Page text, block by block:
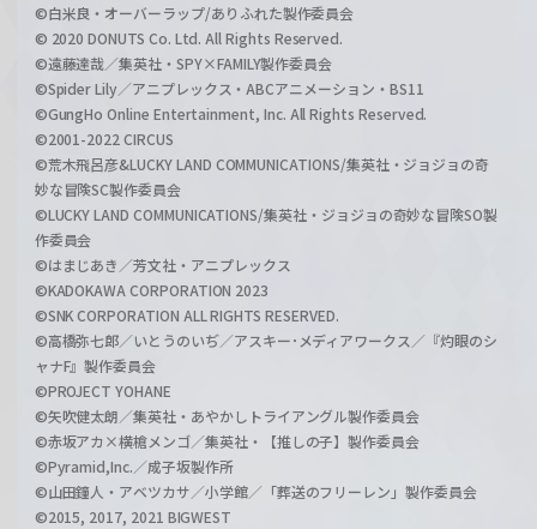
©白米良・オーバーラップ/ありふれた製作委員会
© 2020 DONUTS Co. Ltd. All Rights Reserved.
©遠藤達哉／集英社・SPY×FAMILY製作委員会
©Spider Lily／アニプレックス・ABCアニメーション・BS11
©GungHo Online Entertainment, Inc. All Rights Reserved.
©2001-2022 CIRCUS
©荒木飛呂彦&LUCKY LAND COMMUNICATIONS/集英社・ジョジョの奇
妙な冒険SC製作委員会
©LUCKY LAND COMMUNICATIONS/集英社・ジョジョの奇妙な冒険SO製
作委員会
©はまじあき／芳文社・アニプレックス
©KADOKAWA CORPORATION 2023
©SNK CORPORATION ALL RIGHTS RESERVED.
©高橋弥七郎／いとうのいぢ／アスキー･メディアワークス／『灼眼のシ
ャナF』製作委員会
©PROJECT YOHANE
©矢吹健太朗／集英社・あやかしトライアングル製作委員会
©赤坂アカ×横槍メンゴ／集英社・【推しの子】製作委員会
©Pyramid,Inc.／成子坂製作所
©山田鐘人・アベツカサ／小学館／「葬送のフリーレン」製作委員会
©2015, 2017, 2021 BIGWEST